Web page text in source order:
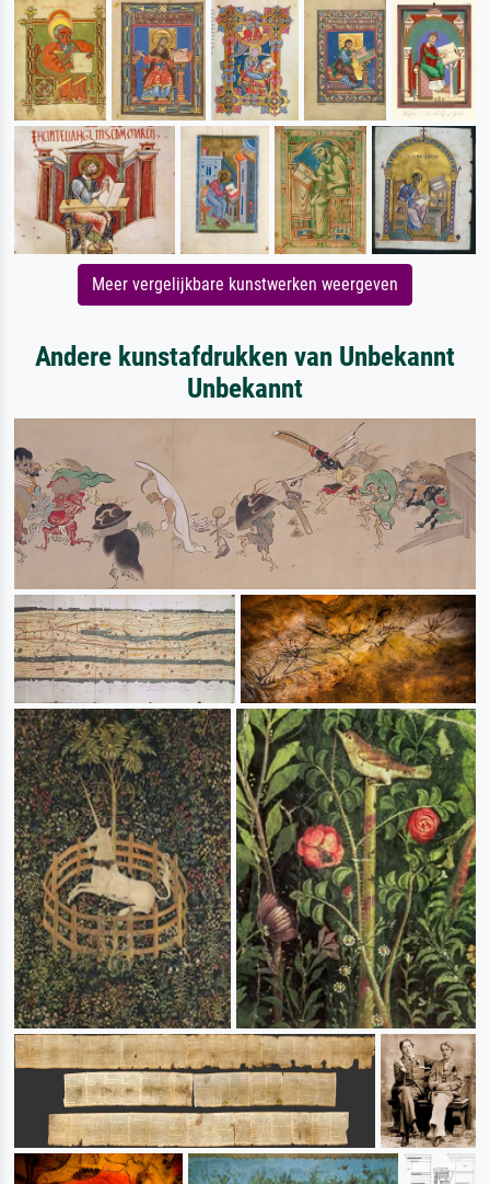
Meer vergelijkbare kunstwerken weergeven
Andere kunstafdrukken van Unbekannt
Unbekannt